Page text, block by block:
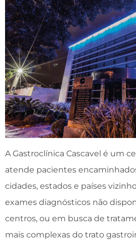
A Gastroclínica Cascavel é um
atende pacientes
cidades, estados e países
exames diagnósticos não
centros, ou em busca de
mais complexas do trato